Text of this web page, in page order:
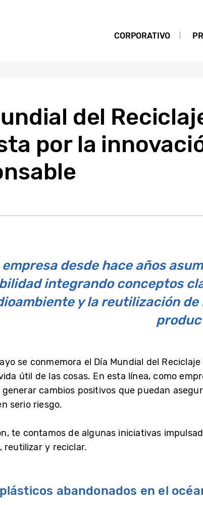
CORPORATIVO
del
por la
empresa desde hace años
integrando conceptos
y la reutilización
se conmemora el Día Mundial del
útil de las cosas. En esta línea, como
cambios positivos que puedan
serio riesgo.
te contamos de algunas iniciativas
reutilizar y reciclar.
abandonados en el